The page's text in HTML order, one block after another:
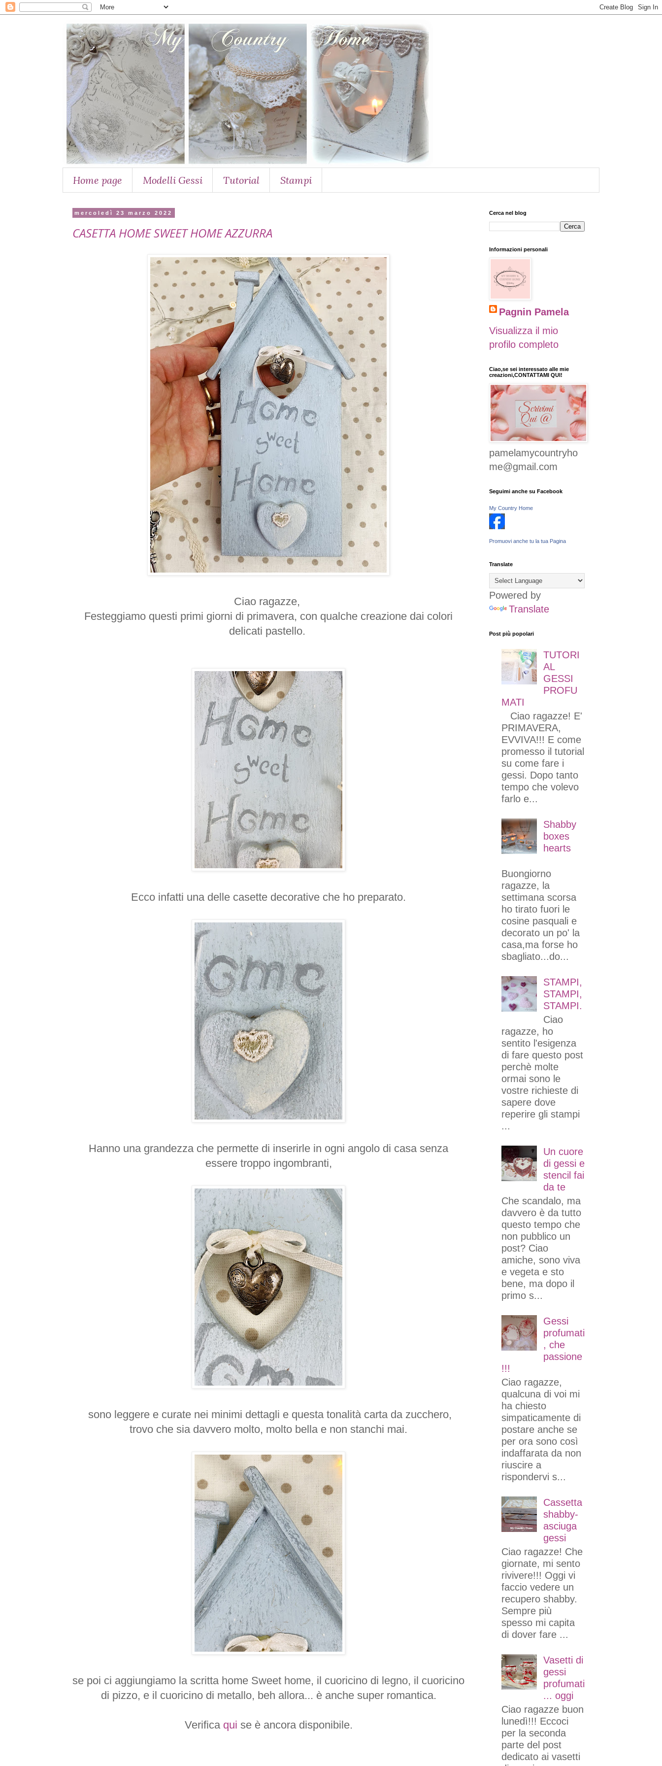
Home page Modelli Gessi Tutorial Stampi
mercoledì 23 marzo 2022
CASETTA HOME SWEET HOME AZZURRA
Ciao ragazze,
Festeggiamo questi primi giorni di primavera, con qualche creazione dai colori
delicati pastello.
Ecco infatti una delle casette decorative che ho preparato.
Hanno una grandezza che permette di inserirle in ogni angolo di casa senza
essere troppo ingombranti,
sono leggere e curate nei minimi dettagli e questa tonalità carta da zucchero,
trovo che sia davvero molto, molto bella e non stanchi mai.
se poi ci aggiungiamo la scritta home Sweet home, il cuoricino di legno, il cuoricino
di pizzo, e il cuoricino di metallo, beh allora... è anche super romantica.
Verifica qui se è ancora disponibile.
Cerca nel blog
Informazioni personali
Pagnin Pamela
Visualizza il mio
profilo completo
Ciao,se sei interessato alle mie
creazioni,CONTATTAMI QUI!
pamelamycountryho
me@gmail.com
Seguimi anche su Facebook
My Country Home
Promuovi anche tu la tua Pagina
Translate
Powered by
Translate
Post più popolari
TUTORI
AL
GESSI
PROFU
MATI
Ciao ragazze! E'
PRIMAVERA,
EVVIVA!!! E come
promesso il tutorial
su come fare i
gessi. Dopo tanto
tempo che volevo
farlo e...
Shabby
boxes
hearts
Buongiorno
ragazze, la
settimana scorsa
ho tirato fuori le
cosine pasquali e
decorato un po' la
casa,ma forse ho
sbagliato...do...
STAMPI,
STAMPI,
STAMPI.
Ciao
ragazze, ho
sentito l'esigenza
di fare questo post
perchè molte
ormai sono le
vostre richieste di
sapere dove
reperire gli stampi
...
Un cuore
di gessi e
stencil fai
da te
Che scandalo, ma
davvero è da tutto
questo tempo che
non pubblico un
post? Ciao
amiche, sono viva
e vegeta e sto
bene, ma dopo il
primo s...
Gessi
profumati
, che
passione
!!!
Ciao ragazze,
qualcuna di voi mi
ha chiesto
simpaticamente di
postare anche se
per ora sono così
indaffarata da non
riuscire a
rispondervi s...
Cassetta
shabby-
asciuga
gessi
Ciao ragazze! Che
giornate, mi sento
rivivere!!! Oggi vi
faccio vedere un
recupero shabby.
Sempre più
spesso mi capita
di dover fare ...
Vasetti di
gessi
profumati
... oggi
Ciao ragazze buon
lunedì!!! Eccoci
per la seconda
parte del post
dedicato ai vasetti